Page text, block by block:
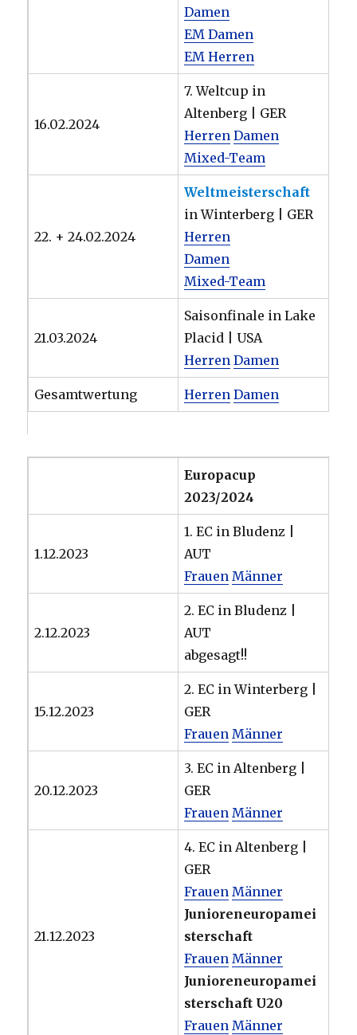
Damen
EM Damen
EM Herren
16.02.2024
7. Weltcup in
Altenberg | GER
Herren Damen
Mixed-Team
22. + 24.02.2024
Weltmeisterschaft
in Winterberg | GER
Herren
Damen
Mixed-Team
21.03.2024
Saisonfinale in Lake
Placid | USA
Herren Damen
Gesamtwertung Herren Damen
Europacup
2023/2024
1.12.2023
1. EC in Bludenz |
AUT
Frauen Männer
2.12.2023
2. EC in Bludenz |
AUT
abgesagt!!
15.12.2023
2. EC in Winterberg |
GER
Frauen Männer
20.12.2023
3. EC in Altenberg |
GER
Frauen Männer
21.12.2023
4. EC in Altenberg |
GER
Frauen Männer
Junioreneuropamei
sterschaft
Frauen Männer
Junioreneuropamei
sterschaft U20
Frauen Männer